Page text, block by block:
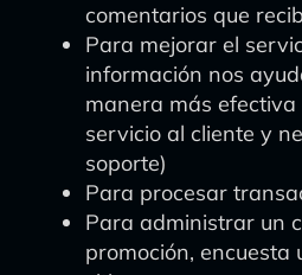
comentarios que
Para mejorar el
información nos
manera más efectiva
servicio al cliente y
soporte)
Para procesar
Para administrar un
promoción, encuesta